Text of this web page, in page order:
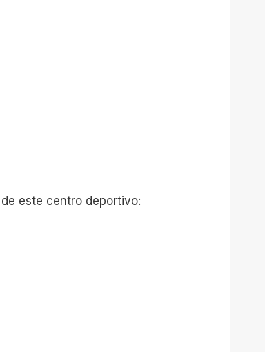
este centro deportivo: